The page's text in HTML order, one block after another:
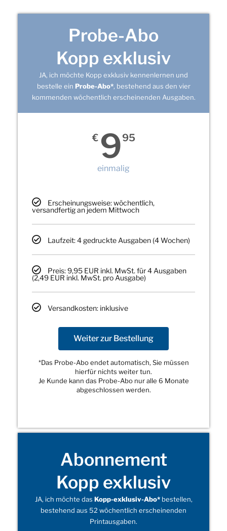
Probe-Abo
Kopp exklusiv
JA, ich möchte Kopp exklusiv kennenlernen und
bestelle ein Probe-Abo*, bestehend aus den vier
kommenden wöchentlich erscheinenden Ausgaben.
€ 995
einmalig
Erscheinungsweise: wöchentlich,
versandfertig an jedem Mittwoch
Laufzeit: 4 gedruckte Ausgaben (4 Wochen)
Preis: 9,95 EUR inkl. MwSt. für 4 Ausgaben
(2,49 EUR inkl. MwSt. pro Ausgabe)
Versandkosten: inklusive
Weiter zur Bestellung
*Das Probe-Abo endet automatisch, Sie müssen
hierfür nichts weiter tun.
Je Kunde kann das Probe-Abo nur alle 6 Monate
abgeschlossen werden.
Abonnement
Kopp exklusiv
JA, ich möchte das Kopp-exklusiv-Abo*bestellen,
bestehend aus 52 wöchentlich erscheinenden
Printausgaben.